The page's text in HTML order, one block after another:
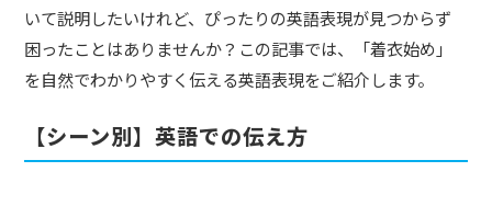
いて説明したいけれど、ぴったりの英語表現が見つからず
困ったことはありませんか？この記事では、「着衣始め」
を自然でわかりやすく伝える英語表現をご紹介します。
【シーン別】英語での伝え方